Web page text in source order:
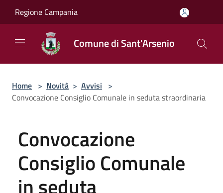
Regione Campania
Comune di Sant'Arsenio
Home > Novità > Avvisi >
Convocazione Consiglio Comunale in seduta straordinaria
Convocazione
Consiglio Comunale
in seduta